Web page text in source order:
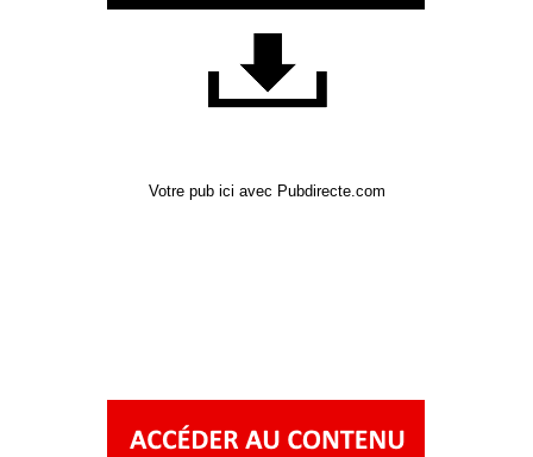
Votre pub ici avec Pubdirecte.com